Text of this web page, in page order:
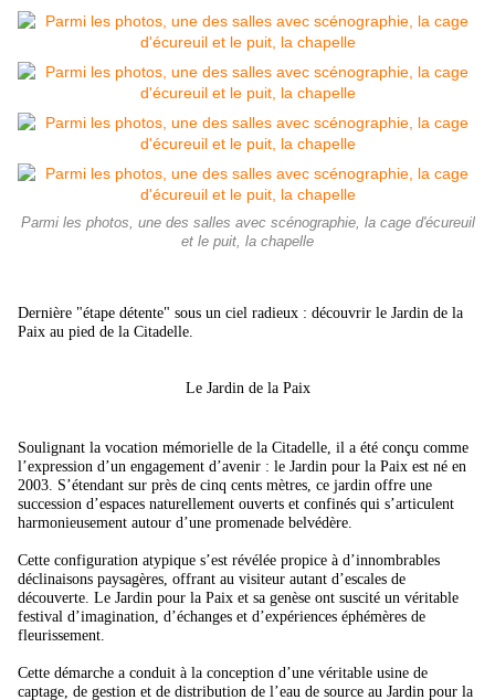
Parmi les photos, une des salles avec scénographie, la cage d'écureuil
et le puit, la chapelle
Dernière "étape détente" sous un ciel radieux : découvrir le Jardin de la
Paix au pied de la Citadelle.
Le Jardin de la Paix
Soulignant la vocation mémorielle de la Citadelle, il a été conçu comme
l’expression d’un engagement d’avenir : le Jardin pour la Paix est né en
2003. S’étendant sur près de cinq cents mètres, ce jardin offre une
succession d’espaces naturellement ouverts et confinés qui s’articulent
harmonieusement autour d’une promenade belvédère.
Cette configuration atypique s’est révélée propice à d’innombrables
déclinaisons paysagères, offrant au visiteur autant d’escales de
découverte. Le Jardin pour la Paix et sa genèse ont suscité un véritable
festival d’imagination, d’échanges et d’expériences éphémères de
fleurissement.
Cette démarche a conduit à la conception d’une véritable usine de
captage, de gestion et de distribution de l’eau de source au Jardin pour la